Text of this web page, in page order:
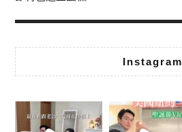
Instagram